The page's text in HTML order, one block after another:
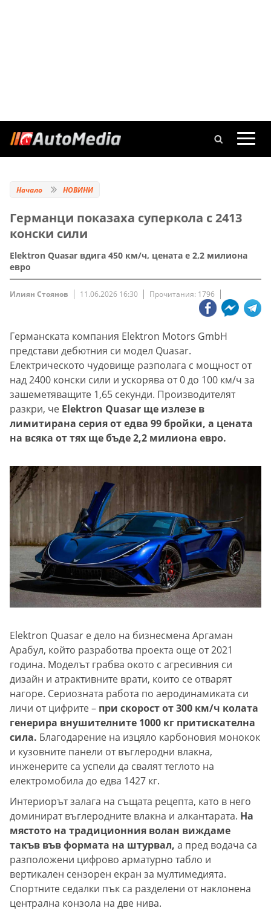
Начало НОВИНИ
Германци показаха суперкола с 2413
конски сили
Elektron Quasar вдига 450 км/ч, цената е 2,2 милиона
евро
Илиян Стоянов 11.06.2026 16:30 Прочитания: 1796
Германската компания Elektron Motors GmbH
представи дебютния си модел Quasar.
Електрическото чудовище разполага с мощност от
над 2400 конски сили и ускорява от 0 до 100 км/ч за
зашеметяващите 1,65 секунди. Производителят
разкри, че Elektron Quasar ще излезе в
лимитирана серия от едва 99 бройки, а цената
на всяка от тях ще бъде 2,2 милиона евро.
Elektron Quasar е дело на бизнесмена Аргаман
Арабул, който разработва проекта още от 2021
година. Моделът грабва окото с агресивния си
дизайн и атрактивните врати, които се отварят
нагоре. Сериозната работа по аеродинамиката си
личи от цифрите – при скорост от 300 км/ч колата
генерира внушителните 1000 кг притискателна
сила. Благодарение на изцяло карбоновия монокок
и кузовните панели от въглеродни влакна,
инженерите са успели да свалят теглото на
електромобила до едва 1427 кг.
Интериорът залага на същата рецепта, като в него
доминират въглеродните влакна и алкантарата. На
мястото на традиционния волан виждаме
такъв във формата на штурвал, а пред водача са
разположени цифрово арматурно табло и
вертикален сензорен екран за мултимедията.
Спортните седалки пък са разделени от наклонена
централна конзола на две нива.